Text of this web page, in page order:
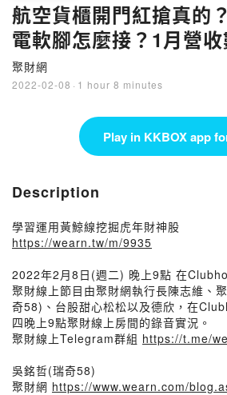
航空貨櫃開門紅搶真的
電軟腳怎麼接？1月營
機
聚財網
2022-02-08 · 1 hour 8 minutes
Play in KKBOX app
Description
學習運用黃鯨線挖掘虎年財神股
https://wearn.tw/m/9935
2022年2月8日(週二) 晚上9點 在
聚財線上節目由聚財網執行長陳志維、
奇58)、台股甜心松松以及德欣，在
四晚上9點聚財線上房間的錄音實況。
聚財線上Telegram群組 https://t.me/
吳銘哲(瑞奇58)
聚財網 https://www.wearn.com/